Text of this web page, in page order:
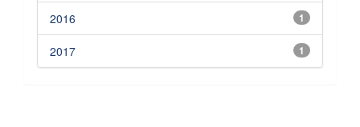
1
2016
1
2017